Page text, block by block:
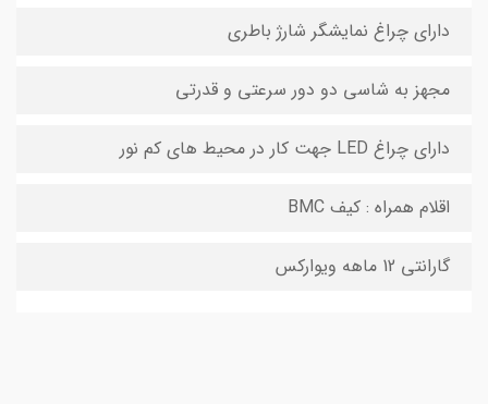
دارای چراغ نمایشگر شارژ باطری
مجهز به شاسی دو دور سرعتی و قدرتی
دارای چراغ LED جهت کار در محیط های کم نور
اقلام همراه : کیف BMC
گارانتی 12 ماهه ویوارکس